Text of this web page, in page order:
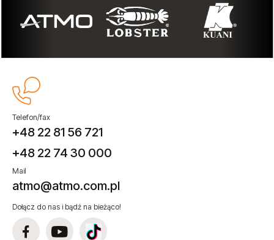
Telefon/fax
+48 22 81 56 721
+48 22 74 30 000
Mail
atmo@atmo.com.pl
Dołącz do nas i bądź na bieżąco!